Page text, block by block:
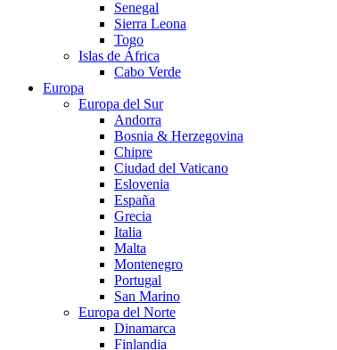
Senegal
Sierra Leona
Togo
Islas de África
Cabo Verde
Europa
Europa del Sur
Andorra
Bosnia & Herzegovina
Chipre
Ciudad del Vaticano
Eslovenia
España
Grecia
Italia
Malta
Montenegro
Portugal
San Marino
Europa del Norte
Dinamarca
Finlandia